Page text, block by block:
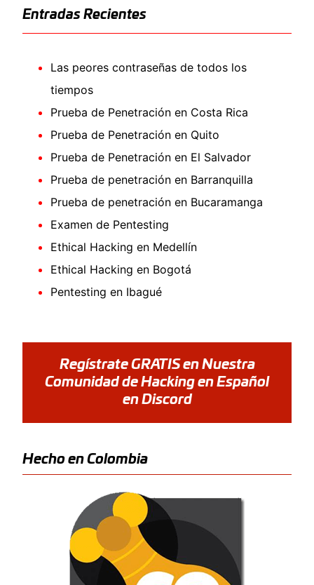
Entradas Recientes
Las peores contraseñas de todos los
tiempos
Prueba de Penetración en Costa Rica
Prueba de Penetración en Quito
Prueba de Penetración en El Salvador
Prueba de penetración en Barranquilla
Prueba de penetración en Bucaramanga
Examen de Pentesting
Ethical Hacking en Medellín
Ethical Hacking en Bogotá
Pentesting en Ibagué
Regístrate GRATIS en Nuestra
Comunidad de Hacking en Español
en Discord
Hecho en Colombia